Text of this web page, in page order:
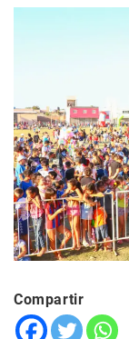
Compartir